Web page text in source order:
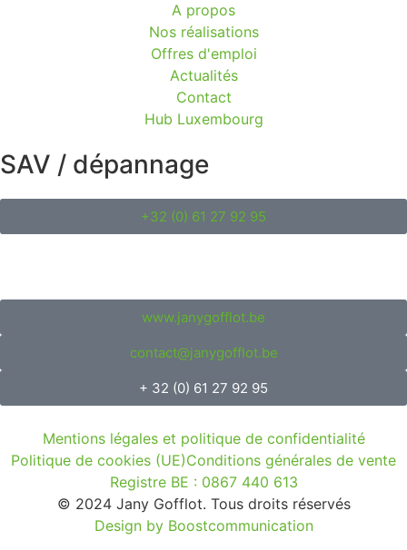
A propos
Nos réalisations
Offres d'emploi
Actualités
Contact
Hub Luxembourg
SAV / dépannage
+32 (0) 61 27 92 95
www.janygofflot.be
contact@janygofflot.be
+ 32 (0) 61 27 92 95
Mentions légales et politique de confidentialité
Politique de cookies (UE)Conditions générales de vente
Registre BE : 0867 440 613
© 2024 Jany Gofflot. Tous droits réservés
Design by Boostcommunication